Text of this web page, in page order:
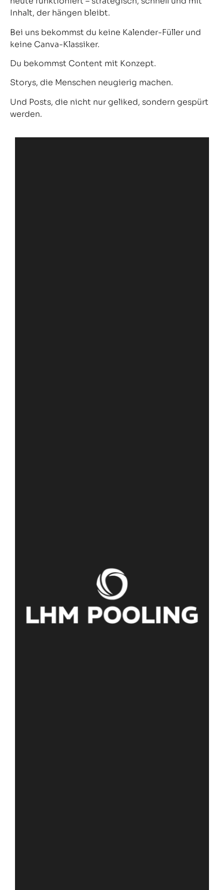
Inhalt, der hängen bleibt.
Bei uns bekommst du keine Kalender-Füller und
keine Canva-Klassiker.
Du bekommst Content mit Konzept.
Storys, die Menschen neugierig machen.
Und Posts, die nicht nur geliked, sondern gespürt
werden.
Social Media Betreuung
Zum Kunden